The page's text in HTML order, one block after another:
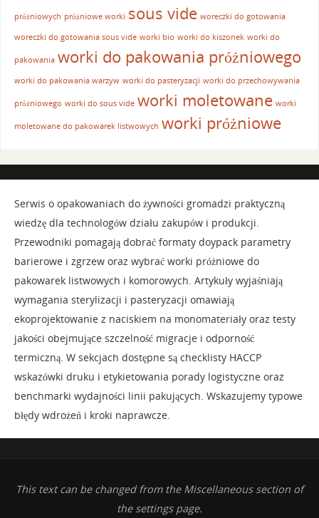
próżniowych próżniowe worki sous vide woreczki do gotowania
woreczki do gotowania sous vide worki bio worki do kiszonek worki do
pakowania worki do pakowania próżniowego
worki do pakowania warzyw worki do pasteryzacji worki do przechowywania
próżniowego worki do sous vide worki moletowane worki
moletowane do pakowarek listwowych worki próżniowe
Serwis o opakowaniach do żywności gromadzi praktyczną
wiedzę dla technologów działu zakupów i produkcji.
Przewodniki pomagają dobrać formaty doypack parametry
barierowe i zgrzew oraz wybrać worki próżniowe do
pakowarek listwowych i komorowych. Artykuły wyjaśniają
wymagania sterylizacji i pasteryzacji omawiają
ekoprojektowanie z naciskiem na monomateriały oraz testy
jakości obejmujące szczelność migracje i odporność
termiczną. W sekcjach dostępne są checklisty HACCP
wskazówki druku i etykietowania porady logistyczne oraz
benchmarki wydajności linii pakujących. Wskazujemy typowe
błędy wdrożeń i kroki naprawcze.
This text can be changed from the Miscellaneous section of
the settings page.